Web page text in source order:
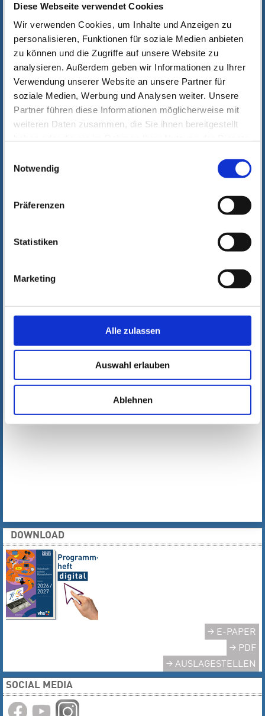
Diese Webseite verwendet Cookies
Wir verwenden Cookies, um Inhalte und Anzeigen zu
personalisieren, Funktionen für soziale Medien anbieten
zu können und die Zugriffe auf unsere Website zu
analysieren. Außerdem geben wir Informationen zu Ihrer
Verwendung unserer Website an unsere Partner für
soziale Medien, Werbung und Analysen weiter. Unsere
Partner führen diese Informationen möglicherweise mit
weiteren Daten zusammen, die Sie ihnen bereitgestellt
Datenschutzhinweise
Notwendig
Präferenzen
Statistiken
Marketing
Alle zulassen
Auswahl erlauben
Ablehnen
DOWNLOAD
E-PAPER
PDF
AUSLAGESTELLEN
SOCIAL MEDIA